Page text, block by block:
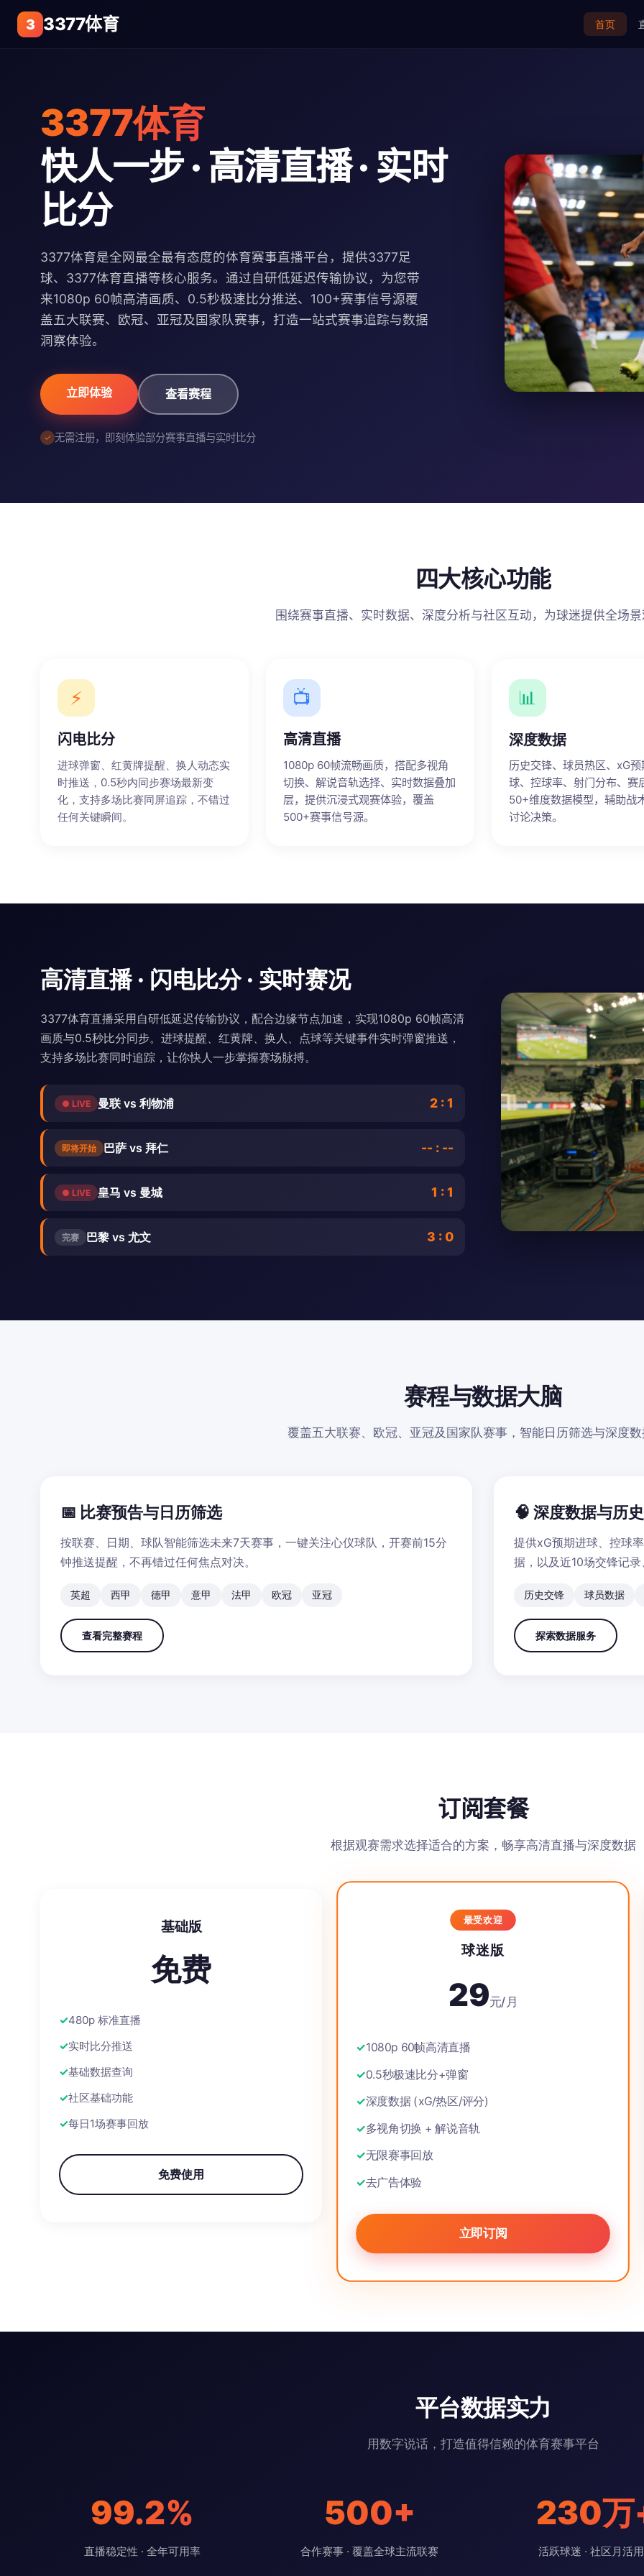
3 3377体育 首页
3377体育
快人一步 · 高清直播 · 实时
比分
3377体育是全网最全最有态度的体育赛事直播平台，提供3377足
球、3377体育直播等核心服务。通过自研低延迟传输协议，为您带
来1080p 60帧高清画质、0.5秒极速比分推送、100+赛事信号源覆
盖五大联赛、欧冠、亚冠及国家队赛事，打造一站式赛事追踪与数据
洞察体验。
立即体验 查看赛程
无需注册，即刻体验部分赛事直播与实时比分
四大核心功能
围绕赛事直播、实时数据、深度分析与社区互动，为球迷提供全场
⚡
闪电比分
进球弹窗、红黄牌提醒、换人动态实
时推送，0.5秒内同步赛场最新变
化，支持多场比赛同屏追踪，不错过
任何关键瞬间。
📺
高清直播
1080p 60帧流畅画质，搭配多视角
切换、解说音轨选择、实时数据叠加
层，提供沉浸式观赛体验，覆盖
500+赛事信号源。
📊
深度数据
历史交锋、球员热区、xG预
球、控球率、射门分布、赛
50+维度数据模型，辅助战
讨论决策。
高清直播 · 闪电比分 · 实时赛况
3377体育直播采用自研低延迟传输协议，配合边缘节点加速，实现1080p 60帧高清
画质与0.5秒比分同步。进球提醒、红黄牌、换人、点球等关键事件实时弹窗推送，
支持多场比赛同时追踪，让你快人一步掌握赛场脉搏。
● LIVE 曼联 vs 利物浦 2 : 1
即将开始 巴萨 vs 拜仁 -- : --
● LIVE 皇马 vs 曼城 1 : 1
完赛 巴黎 vs 尤文 3 : 0
赛程与数据大脑
覆盖五大联赛、欧冠、亚冠及国家队赛事，智能日历筛选与深度
📅 比赛预告与日历筛选
按联赛、日期、球队智能筛选未来7天赛事，一键关注心仪球队，开赛前15分
钟推送提醒，不再错过任何焦点对决。
英超 西甲 德甲 意甲 法甲 欧冠 亚冠
查看完整赛程
🧠 深度数据与历
提供xG预期进球、控球
据，以及近10场交锋记
历史交锋 球员数据
探索数据服务
订阅套餐
根据观赛需求选择适合的方案，畅享高清直播与深度数据
基础版
免费
480p 标准直播
实时比分推送
基础数据查询
社区基础功能
每日1场赛事回放
免费使用
最受欢迎
球迷版
29元/月
1080p 60帧高清直播
0.5秒极速比分+弹窗
深度数据 (xG/热区/评分)
多视角切换 + 解说音轨
无限赛事回放
去广告体验
立即订阅
平台数据实力
用数字说话，打造值得信赖的体育赛事平台
99.2%
直播稳定性 · 全年可用率
500+
合作赛事 · 覆盖全球主流联赛
230万
活跃球迷 · 社区月活